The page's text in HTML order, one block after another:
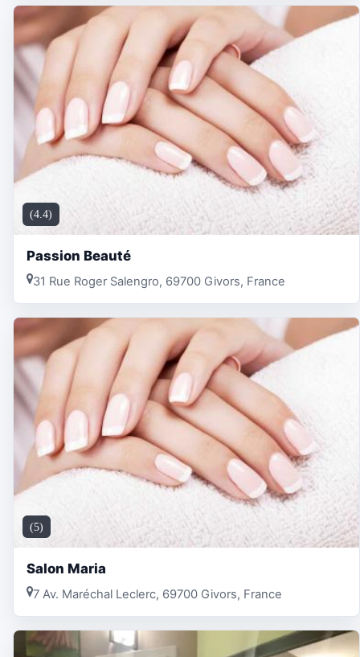
(4.4)
Passion Beauté
31 Rue Roger Salengro, 69700 Givors, France
(5)
Salon Maria
7 Av. Maréchal Leclerc, 69700 Givors, France